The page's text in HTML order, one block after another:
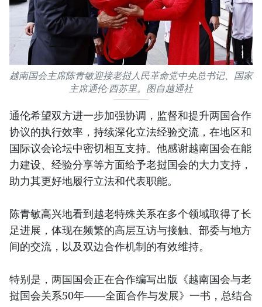
越南国会主席陈青敏迎接老挝人民革命党中央总书记、国家
主席通伦·西苏里。图自越通社
通伦希望双方进一步加强协调，监督和提升两国合作
协议的执行效率，持续深化立法经验交流，在地区和
国际议会论坛中密切相互支持。他感谢越南国会在能
力建设、经验分享等方面给予老挝国会的大力支持，
助力其更好地履行立法和代表职能。
陈青敏高兴地看到越老特殊关系在多个领域取得了长
足进展，体现在频繁的高层互访与接触、部委与地方
间的交流，以及双边合作机制的有效维持。
特别是，两国国会正在合作编写出版《越南国会与老
挝国会关系50年——全面合作与发展》一书，总结合